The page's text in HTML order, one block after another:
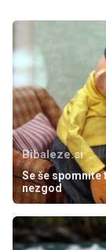
Bibaleze.si
Se še
nezgod